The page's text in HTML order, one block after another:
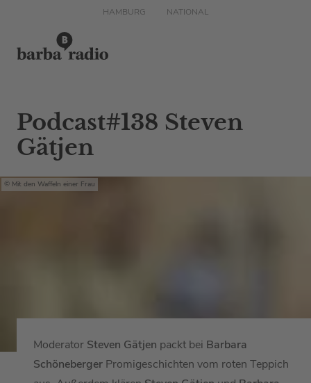
HAMBURG NATIONAL
Podcast#138 Steven
Gätjen
Mit den Waffeln einer Frau
Moderator Steven Gätjen packt bei Barbara
Schöneberger Promigeschichten vom roten Teppich